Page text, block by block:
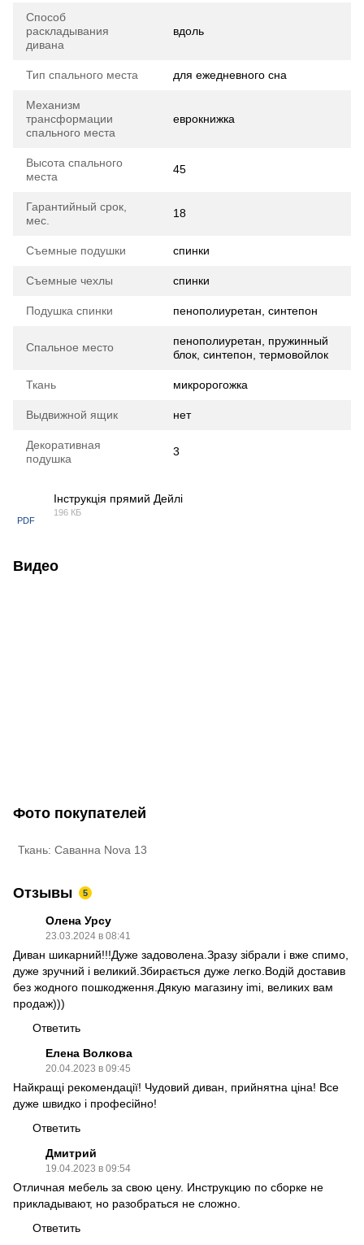
Способ
раскладывания
дивана
вдоль
Тип спального места для ежедневного сна
Механизм
трансформации
спального места
еврокнижка
Высота спального
места
45
Гарантийный срок,
мес.
18
Съемные подушки спинки
Съемные чехлы спинки
Подушка спинки пенополиуретан, синтепон
Спальное место
пенополиуретан, пружинный
блок, синтепон, термовойлок
Ткань микророгожка
Выдвижной ящик нет
Декоративная
подушка
3
PDF
Інструкція прямий Дейлі
196 КБ
Видео
Фото покупателей
Ткань: Саванна Nova 13
Отзывы 5
Олена Урсу
23.03.2024 в 08:41
Диван шикарний!!!Дуже задоволена.Зразу зібрали і вже спимо,
дуже зручний і великий.Збирається дуже легко.Водій доставив
без жодного пошкодження.Дякую магазину imi, великих вам
продаж)))
Ответить
Елена Волкова
20.04.2023 в 09:45
Найкращі рекомендації! Чудовий диван, прийнятна ціна! Все
дуже швидко і професійно!
Ответить
Дмитрий
19.04.2023 в 09:54
Отличная мебель за свою цену. Инструкцию по сборке не
прикладывают, но разобраться не сложно.
Ответить